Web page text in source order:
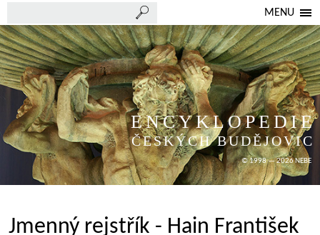
MENU
ENCYKLOPEDIE
ČESKÝCH BUDĚJOVIC
© 1998 — 2026 NEBE
Jmenný rejstřík - Hain František